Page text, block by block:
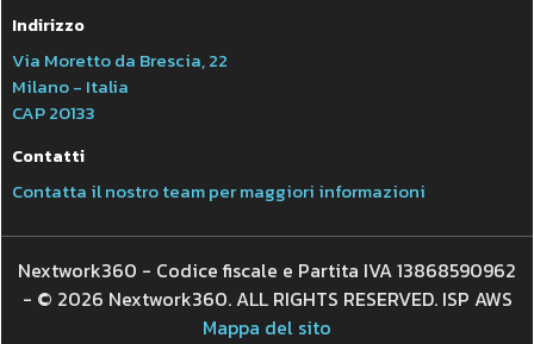
Indirizzo
Via Moretto da Brescia, 22
Milano - Italia
CAP 20133
Contatti
Contatta il nostro team per maggiori informazioni
Nextwork360 - Codice fiscale e Partita IVA 13868590962
- © 2026 Nextwork360. ALL RIGHTS RESERVED. ISP AWS
Mappa del sito